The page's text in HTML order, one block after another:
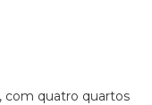
com quatro quartos